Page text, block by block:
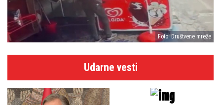
Foto: Društvene mreže
Udarne vesti